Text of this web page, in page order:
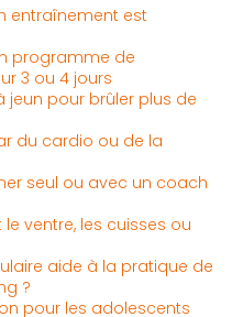
entraînement est
programme de
3 ou 4 jours
jeun pour brûler plus de
du cardio ou de la
seul ou avec un coach
ventre, les cuisses ou
aide à la pratique de
?
pour les adolescents